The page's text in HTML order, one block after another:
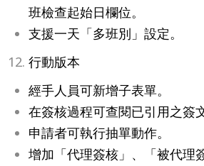
班檢查起始日欄位。
支援一天「多班別」設定。
行動版本
經手人員可新增子表單。
在簽核過程可查閱已引用之簽文
申請者可執行抽單動作。
增加「代理簽核」、「被代理